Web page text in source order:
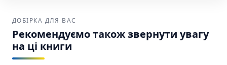
Зручна доставка:Ваше замовлення буде
надійно упаковане та відправлене через
USPS, UPS або FedEx по США та Канаді.
ДОБІРКА ДЛЯ ВАС
Рекомендуємо також звернути увагу
на ці книги